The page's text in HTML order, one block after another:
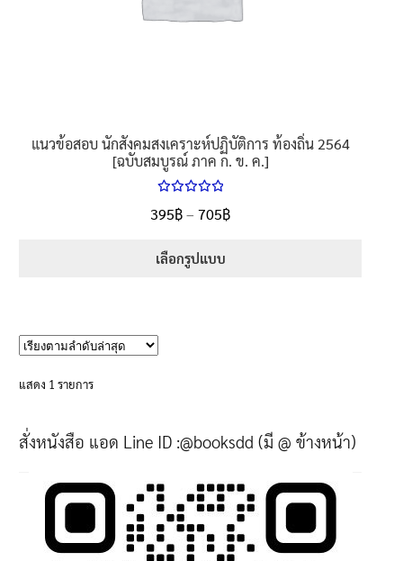
แนวข้อสอบ นักสังคมสงเคราะห์ปฏิบัติการ ท้องถิ่น 2564
[ฉบับสมบูรณ์ ภาค ก. ข. ค.]
5.00
ตั้งแต่
395฿– 705฿Price
เลือกรูปแบบ
may
chosen
on
the
product
แสดง 1 รายการ
สั่งหนังสือ แอด Line ID :@booksdd (มี @ ข้างหน้า)